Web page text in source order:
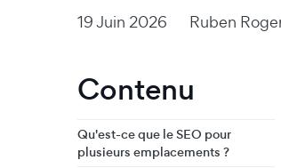
19 Juin 2026 Ruben
Contenu
Qu'est-ce que le SEO pour
plusieurs emplacements ?